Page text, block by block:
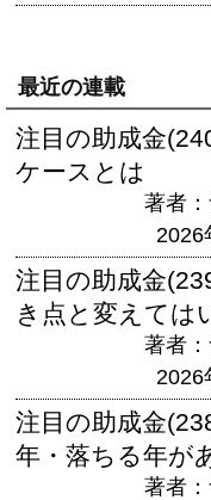
最近の連載
注目の助成金
ケースとは
著者
2026
注目の助成金
き点と変えては
著者
2026
注目の助成金
年・落ちる年が
著者